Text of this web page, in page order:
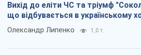
Вихід до еліти ЧС та тріумф
що відбувається в українському
Олександр Липенко 1,0 т.